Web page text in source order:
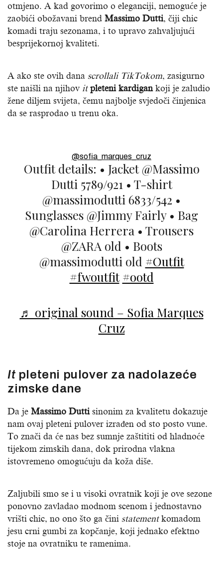
otmjeno. A kad govorimo o eleganciji, nemoguće je
zaobići obožavani brend Massimo Dutti, čiji chic
komadi traju sezonama, i to upravo zahvaljujući
besprijekornoj kvaliteti.
A ako ste ovih dana scrollali TikTokom, zasigurno
ste naišli na njihov it pleteni kardigankoji je zaludio
žene diljem svijeta, čemu najbolje svjedoči činjenica
da se rasprodao u trenu oka.
@sofia_marques_cruz
Outfit details: • Jacket @Massimo
Dutti 5789/921 • T-shirt
@massimodutti 6833/542 •
Sunglasses @Jimmy Fairly • Bag
@Carolina Herrera • Trousers
@ZARA old • Boots
@massimodutti old #Outfit
#fwoutfit #ootd
♬ original sound – Sofia Marques
Cruz
Itpleteni pulover za nadolazeće
zimske dane
Da je Massimo Duttisinonim za kvalitetu dokazuje
nam ovaj pleteni pulover izrađen od sto posto vune.
To znači da će nas bez sumnje zaštititi od hladnoće
tijekom zimskih dana, dok prirodna vlakna
istovremeno omogućuju da koža diše.
Zaljubili smo se i u visoki ovratnik koji je ove sezone
ponovno zavladao modnom scenom i jednostavno
vrišti chic, no ono što ga čini statementkomadom
jesu crni gumbi za kopčanje, koji jednako efektno
stoje na ovratniku te ramenima.